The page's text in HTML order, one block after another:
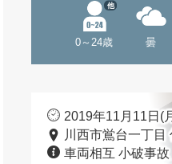
0～24歳
他
曇
2019年11月11日(
川西市鴬台一丁目
車両相互 小破事故